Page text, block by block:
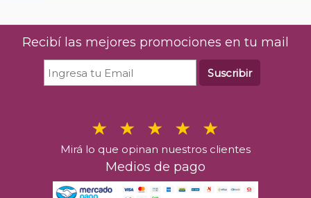
Recibí las mejores promociones en tu mail
Suscribir
Mirá lo que opinan nuestros clientes
Medios de pago